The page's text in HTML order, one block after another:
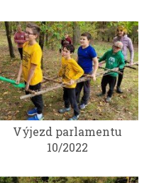
Výjezd parlamentu
10/2022